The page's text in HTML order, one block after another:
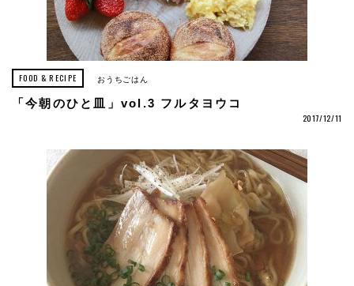
FOOD & RECIPE おうちごはん
「今朝のひと皿」vol.3 フルタヨウコ
2017/12/11